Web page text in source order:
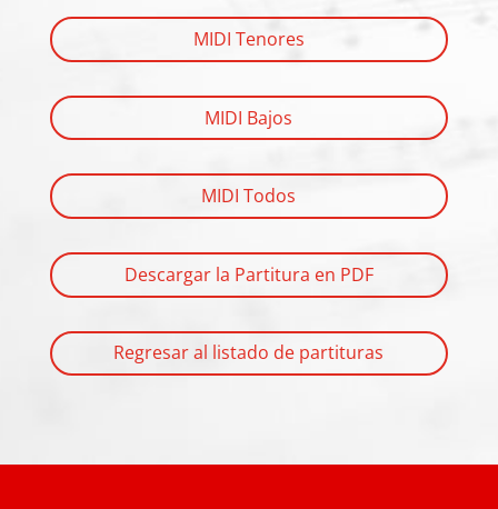
MIDI Tenores
MIDI Bajos
MIDI Todos
Descargar la Partitura en PDF
Regresar al listado de partituras